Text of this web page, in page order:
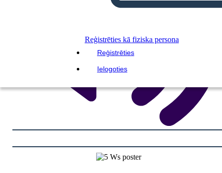
Reģistrēties kā fiziska persona
Reģistrēties
Ielogoties